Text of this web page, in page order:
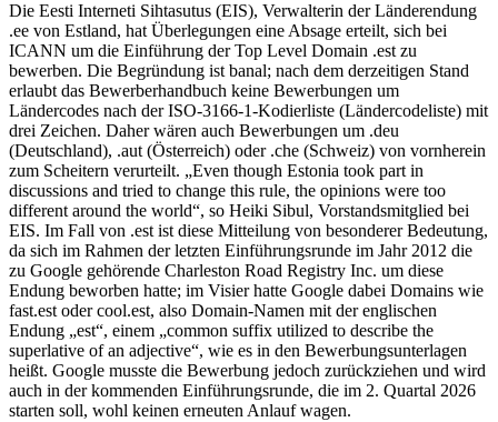
Die Eesti Interneti Sihtasutus (EIS), Verwalterin der Länderendung
.ee von Estland, hat Überlegungen eine Absage erteilt, sich bei
ICANN um die Einführung der Top Level Domain .est zu
bewerben. Die Begründung ist banal; nach dem derzeitigen Stand
erlaubt das Bewerberhandbuch keine Bewerbungen um
Ländercodes nach der ISO-3166-1-Kodierliste (Ländercodeliste) mit
drei Zeichen. Daher wären auch Bewerbungen um .deu
(Deutschland), .aut (Österreich) oder .che (Schweiz) von vornherein
zum Scheitern verurteilt. „Even though Estonia took part in
discussions and tried to change this rule, the opinions were too
different around the world“, so Heiki Sibul, Vorstandsmitglied bei
EIS. Im Fall von .est ist diese Mitteilung von besonderer Bedeutung,
da sich im Rahmen der letzten Einführungsrunde im Jahr 2012 die
zu Google gehörende Charleston Road Registry Inc. um diese
Endung beworben hatte; im Visier hatte Google dabei Domains wie
fast.est oder cool.est, also Domain-Namen mit der englischen
Endung „est“, einem „common suffix utilized to describe the
superlative of an adjective“, wie es in den Bewerbungsunterlagen
heißt. Google musste die Bewerbung jedoch zurückziehen und wird
auch in der kommenden Einführungsrunde, die im 2. Quartal 2026
starten soll, wohl keinen erneuten Anlauf wagen.